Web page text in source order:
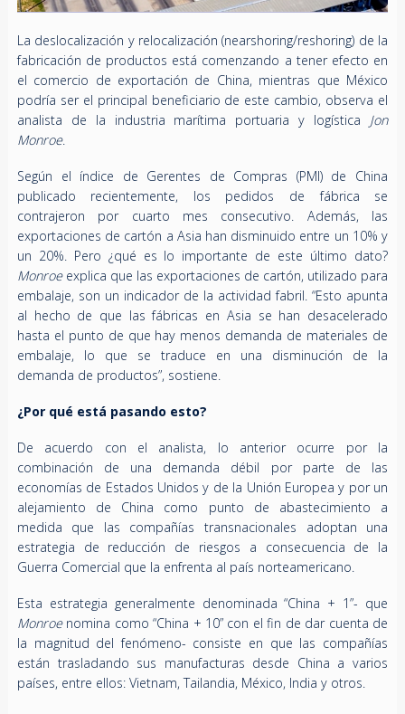
La deslocalización y relocalización (nearshoring/reshoring) de la
fabricación de productos está comenzando a tener efecto en
el comercio de exportación de China, mientras que México
podría ser el principal beneficiario de este cambio, observa el
analista de la industria marítima portuaria y logística Jon
Monroe.
Según el índice de Gerentes de Compras (PMI) de China
publicado recientemente, los pedidos de fábrica se
contrajeron por cuarto mes consecutivo. Además, las
exportaciones de cartón a Asia han disminuido entre un 10% y
un 20%. Pero ¿qué es lo importante de este último dato?
Monroeexplica que las exportaciones de cartón, utilizado para
embalaje, son un indicador de la actividad fabril. “Esto apunta
al hecho de que las fábricas en Asia se han desacelerado
hasta el punto de que hay menos demanda de materiales de
embalaje, lo que se traduce en una disminución de la
demanda de productos”, sostiene.
¿Por qué está pasando esto?
De acuerdo con el analista, lo anterior ocurre por la
combinación de una demanda débil por parte de las
economías de Estados Unidos y de la Unión Europea y por un
alejamiento de China como punto de abastecimiento a
medida que las compañías transnacionales adoptan una
estrategia de reducción de riesgos a consecuencia de la
Guerra Comercial que la enfrenta al país norteamericano.
Esta estrategia generalmente denominada “China + 1”- que
Monroenomina como “China + 10” con el fin de dar cuenta de
la magnitud del fenómeno- consiste en que las compañías
están trasladando sus manufacturas desde China a varios
países, entre ellos: Vietnam, Tailandia, México, India y otros.